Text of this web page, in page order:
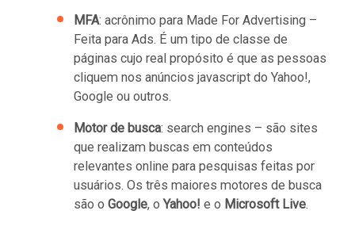
MFA: acrônimo para Made For Advertising –
Feita para Ads. É um tipo de classe de
páginas cujo real propósito é que as pessoas
cliquem nos anúncios javascript do Yahoo!,
Google ou outros.
Motor de busca: search engines – são sites
que realizam buscas em conteúdos
relevantes online para pesquisas feitas por
usuários. Os três maiores motores de busca
são o Google, oYahoo! e o Microsoft Live.